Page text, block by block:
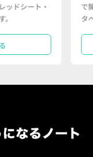
ッドシート・
で
タ